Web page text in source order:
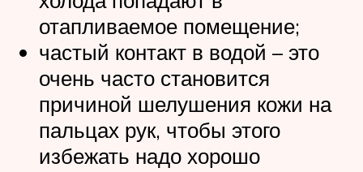
отапливаемое помещение;
частый контакт в водой – это
очень часто становится
причиной шелушения кожи на
пальцах рук, чтобы этого
избежать надо хорошо